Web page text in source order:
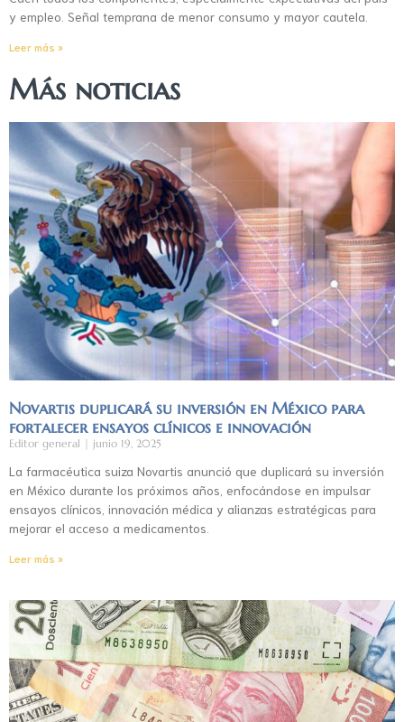
y empleo. Señal temprana de menor consumo y mayor cautela.
Leer más »
Más noticias
Novartis duplicará su inversión en México para
fortalecer ensayos clínicos e innovación
Editor general junio 19, 2025
La farmacéutica suiza Novartis anunció que duplicará su inversión
en México durante los próximos años, enfocándose en impulsar
ensayos clínicos, innovación médica y alianzas estratégicas para
mejorar el acceso a medicamentos.
Leer más »